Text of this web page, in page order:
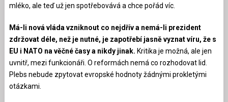
mléko, ale teď už jen spotřebovává a chce pořád víc.
Má-li nová vláda vzniknout co nejdřív a nemá-li prezident
zdržovat déle, než je nutné, je zapotřebí jasně vyznat víru, že s
EU i NATO na věčné časy a nikdy jinak. Kritika je možná, ale jen
uvnitř, mezi funkcionáři. O reformách nemá co rozhodovat lid.
Plebs nebude zpytovat evropské hodnoty žádnými prokletými
otázkami.